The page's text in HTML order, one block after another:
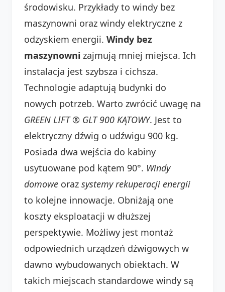
środowisku. Przykłady to windy bez
maszynowni oraz windy elektryczne z
odzyskiem energii. Windy bez
maszynowni zajmują mniej miejsca. Ich
instalacja jest szybsza i cichsza.
Technologie adaptują budynki do
nowych potrzeb. Warto zwrócić uwagę na
GREEN LIFT ® GLT 900 KĄTOWY. Jest to
elektryczny dźwig o udźwigu 900 kg.
Posiada dwa wejścia do kabiny
usytuowane pod kątem 90°. Windy
domowe oraz systemy rekuperacji energii
to kolejne innowacje. Obniżają one
koszty eksploatacji w dłuższej
perspektywie. Możliwy jest montaż
odpowiednich urządzeń dźwigowych w
dawno wybudowanych obiektach. W
takich miejscach standardowe windy są